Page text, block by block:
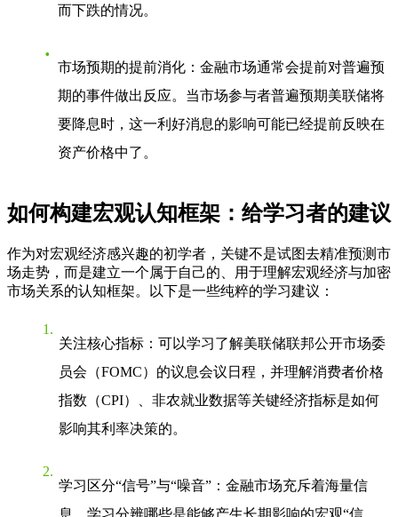
而下跌的情况。
市场预期的提前消化 ：金融市场通常会提前对普遍预
期的事件做出反应。当市场参与者普遍预期美联储将
要降息时，这一利好消息的影响可能已经提前反映在
资产价格中了。
如何构建宏观认知框架：给学习者的建议
作为对宏观经济感兴趣的初学者，关键不是试图去精准预测市
场走势，而是建立一个属于自己的、用于理解宏观经济与加密
市场关系的认知框架。以下是一些纯粹的学习建议：
关注核心指标 ：可以学习了解美联储联邦公开市场委
员会（FOMC）的议息会议日程，并理解消费者价格
指数（CPI）、非农就业数据等关键经济指标是如何
影响其利率决策的。
学习区分“信号”与“噪音” ：金融市场充斥着海量信
息，学习分辨哪些是能够产生长期影响的宏观“信